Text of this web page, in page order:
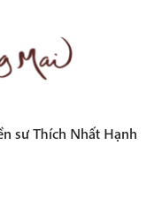
MAI
sư Thích Nhất Hạnh